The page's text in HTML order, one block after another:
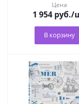
Цена
1 954руб./
В корзину